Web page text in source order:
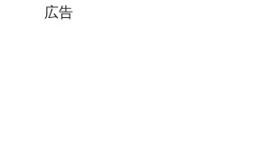
広告